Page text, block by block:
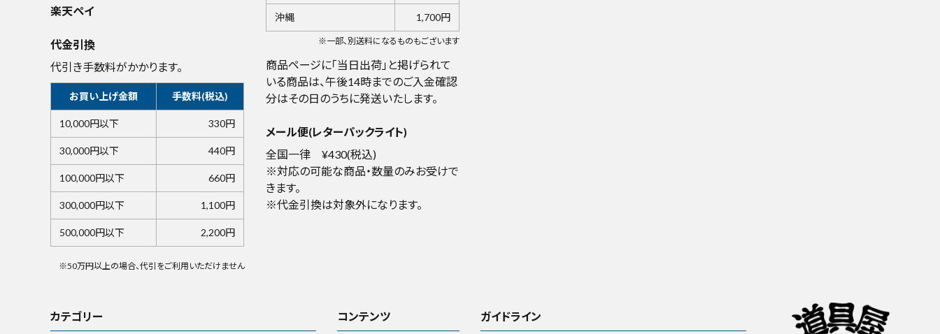
楽天ペイ
代金引換
代引き手数料がかかります。
お買い上げ金額 手数料(税込)
10,000円以下 330円
30,000円以下 440円
100,000円以下 660円
300,000円以下 1,100円
500,000円以下 2,200円
※50万円以上の場合、代引をご利用いただけません
沖縄 1,700円
※一部、別送料になるものもございます
商品ページに「当日出荷」と掲げられて
いる商品は、午後14時までのご入金確認
分はその日のうちに発送いたします。
メール便(レターパックライト)
全国一律 ¥430(税込)
※対応の可能な商品・数量のみお受けで
きます。
※代金引換は対象外になります。
カテゴリー コンテンツ ガイドライン